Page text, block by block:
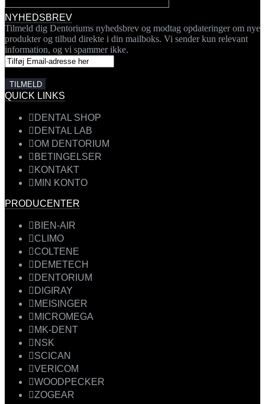
NYHEDSBREV
Tilmeld dig Dentoriums nyhedsbrev og modtag opdateringer om nye
produkter og tilbud direkte i din mailboks. Vi sender kun relevant
information, og vi spammer ikke.
QUICK LINKS
DENTAL SHOP
DENTAL LAB
OM DENTORIUM
BETINGELSER
KONTAKT
MIN KONTO
PRODUCENTER
BIEN-AIR
CLIMO
COLTENE
DEMETECH
DENTORIUM
DIGIRAY
MEISINGER
MICROMEGA
MK-DENT
NSK
SCICAN
VERICOM
WOODPECKER
ZOGEAR